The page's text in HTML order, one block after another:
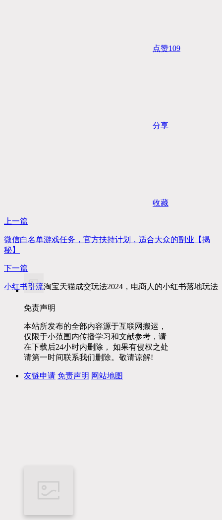
点赞109
分享
收藏
上一篇
微信白名单游戏任务，官方扶持计划，适合大众的副业【揭
秘】
下一篇
小红书引流淘宝天猫成交玩法2024，电商人的小红书落地玩法
免责声明
本站所发布的全部内容源于互联网搬运，
仅限于小范围内传播学习和文献参考，请
在下载后24小时内删除， 如果有侵权之处
请第一时间联系我们删除。敬请谅解!
友链申请 免责声明 网站地图